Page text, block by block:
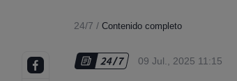
24/7 / Contenido completo
09 Jul., 2025 11:15